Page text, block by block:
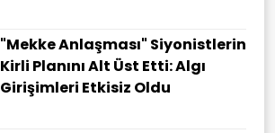
"Mekke Anlaşması" Siyonistlerin
Kirli Planını Alt Üst Etti: Algı
Girişimleri Etkisiz Oldu